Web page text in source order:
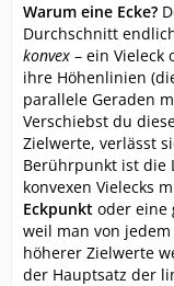
Warum eine Ecke?
Durchschnitt
konvex – ein Vieleck
ihre Höhenlinien
parallele Geraden
Verschiebst du
Zielwerte, verlässt
Berührpunkt ist die
konvexen Vielecks
Eckpunkt oder eine
weil man von
höherer Zielwerte
der Hauptsatz der